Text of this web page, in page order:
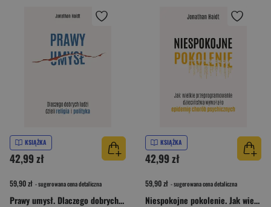
KSIĄŻKA
42,99 zł
59,90 zł - sugerowana cena detaliczna
Prawy umysł. Dlaczego dobrych ludzi dzieli religia i polityka
KSIĄŻKA
42,99 zł
59,90 zł - sugerowana cena detaliczna
Niespokojne pokolenie. Jak wielkie przeprogramowanie dzieciństwa wywołało epidemie chorób psychicznych